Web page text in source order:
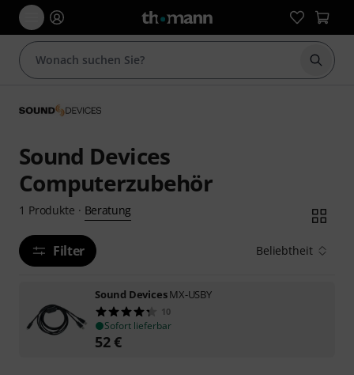
Suche
Sound Devices
Computerzubehör
1 Produkte · Beratung
Filter Beliebtheit
Sound DevicesMX-USBY
10
Sofort lieferbar
52€